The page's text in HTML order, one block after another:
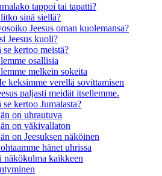
tappoi tai tapatti?
sinä siellä?
Jeesus oman kuolemansa?
Jeesus kuoli?
kertoo meistä?
osallisia
melkein sokeita
keksimme verellä sovittamisen
paljasti meidät itsellemme.
kertoo Jumalasta?
on uhrautuva
on väkivallaton
on Jeesuksen näköinen
hänet uhrissa
näkökulma kaikkeen